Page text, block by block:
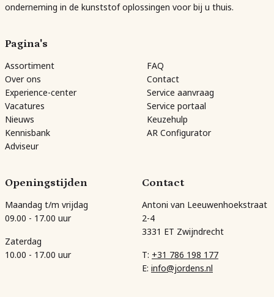
onderneming in de kunststof oplossingen voor bij u thuis.
Pagina's
Assortiment
Over ons
Experience-center
Vacatures
Nieuws
Kennisbank
Adviseur
FAQ
Contact
Service aanvraag
Service portaal
Keuzehulp
AR Configurator
Openingstijden
Maandag t/m vrijdag
09.00 - 17.00 uur
Zaterdag
10.00 - 17.00 uur
Contact
Antoni van Leeuwenhoekstraat
2-4
3331 ET Zwijndrecht
T: +31 786 198 177
E: info@jordens.nl